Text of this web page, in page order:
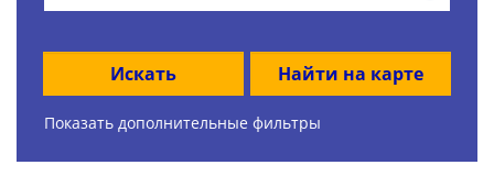
Искать Найти на карте
Показать дополнительные фильтры